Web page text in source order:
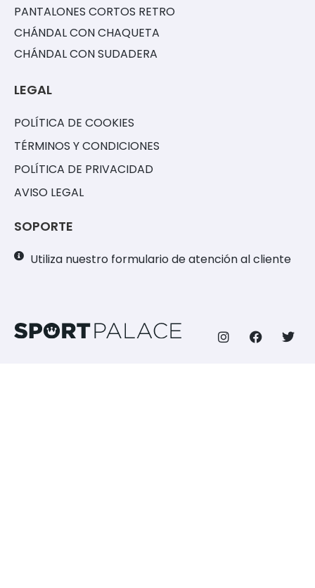
PANTALONES CORTOS RETRO
CHÁNDAL CON CHAQUETA
CHÁNDAL CON SUDADERA
LEGAL
POLÍTICA DE COOKIES
TÉRMINOS Y CONDICIONES
POLÍTICA DE PRIVACIDAD
AVISO LEGAL
SOPORTE
Utiliza nuestro formulario de atención al cliente